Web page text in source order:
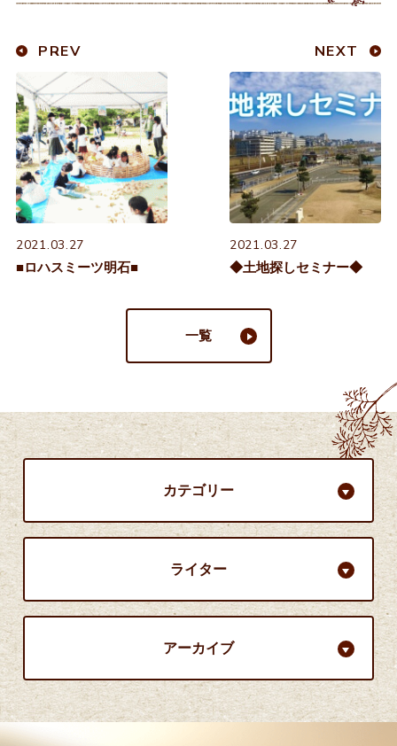
PREV
2021.03.27
■ロハスミーツ明石■
NEXT
2021.03.27
◆土地探しセミナー◆
一覧
カテゴリー
ライター
アーカイブ